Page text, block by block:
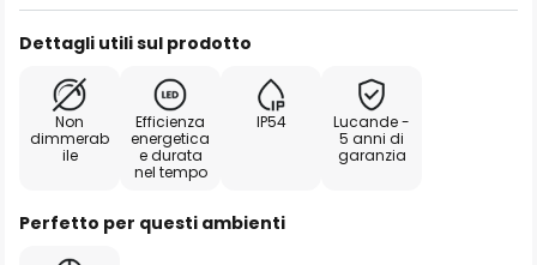
Dettagli utili sul prodotto
Non
dimmerab
ile
Efficienza
energetica
e durata
nel tempo
IP54
Lucande -
5 anni di
garanzia
Perfetto per questi ambienti